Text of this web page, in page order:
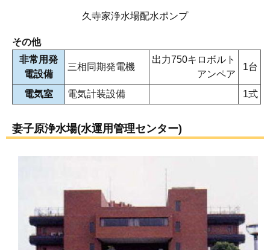
久寺家浄水場配水ポンプ
その他
非常用発
電設備
三相同期発電機
出力750キロボルト
アンペア
1台
電気室 電気計装設備 1式
妻子原浄水場(水運用管理センター)